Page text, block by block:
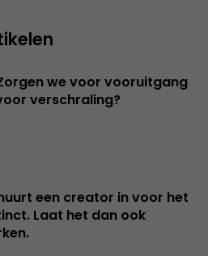
we voor vooruitgang
verschraling?
een creator in voor het
Laat het dan ook